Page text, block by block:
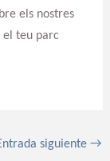
els nostres
teu parc
siguiente→